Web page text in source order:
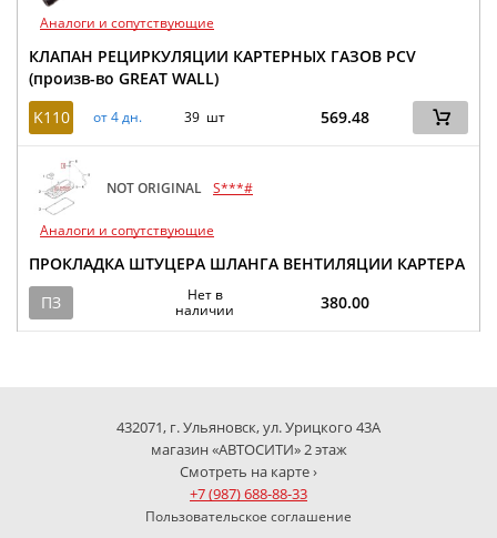
Аналоги и сопутствующие
КЛАПАН РЕЦИРКУЛЯЦИИ КАРТЕРНЫХ ГАЗОВ PCV
(произв-во GREAT WALL)
K110
от 4 дн. 39 шт 569.48
NOT ORIGINAL S***#
Аналоги и сопутствующие
ПРОКЛАДКА ШТУЦЕРА ШЛАНГА ВЕНТИЛЯЦИИ КАРТЕРА
ПЗ
Нет в
наличии
380.00
432071, г. Ульяновск, ул. Урицкого 43А
магазин «АВТОСИТИ» 2 этаж
Смотреть на карте ›
+7 (987) 688-88-33
Пользовательское соглашение